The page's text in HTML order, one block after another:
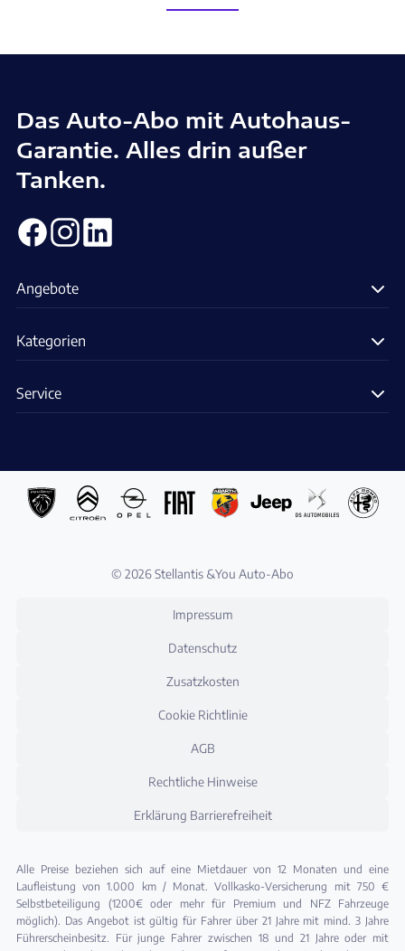
Das Auto-Abo mit Autohaus-
Garantie. Alles drin außer
Tanken.
Angebote
Kategorien
Service
© 2026 Stellantis &You Auto-Abo
Impressum
Datenschutz
Zusatzkosten
Cookie Richtlinie
AGB
Rechtliche Hinweise
Erklärung Barrierefreiheit
Alle Preise beziehen sich auf eine Mietdauer von 12 Monaten und eine
Laufleistung von 1.000 km / Monat. Vollkasko-Versicherung mit 750 €
Selbstbeteiligung (1200€ oder mehr für Premium und NFZ Fahrzeuge
möglich). Das Angebot ist gültig für Fahrer über 21 Jahre mit mind. 3 Jahre
Führerscheinbesitz. Für junge Fahrer zwischen 18 und 21 Jahre oder mit